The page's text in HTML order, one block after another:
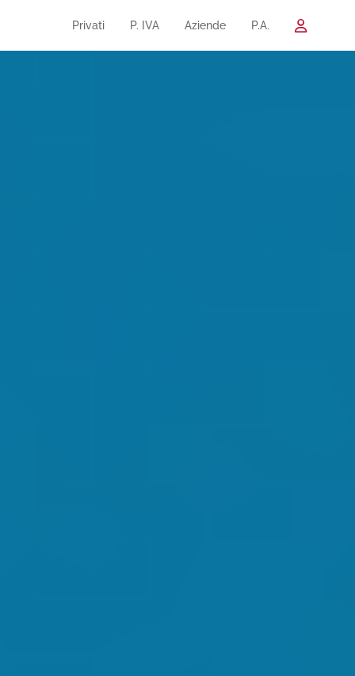
Privati P. IVA Aziende P.A.